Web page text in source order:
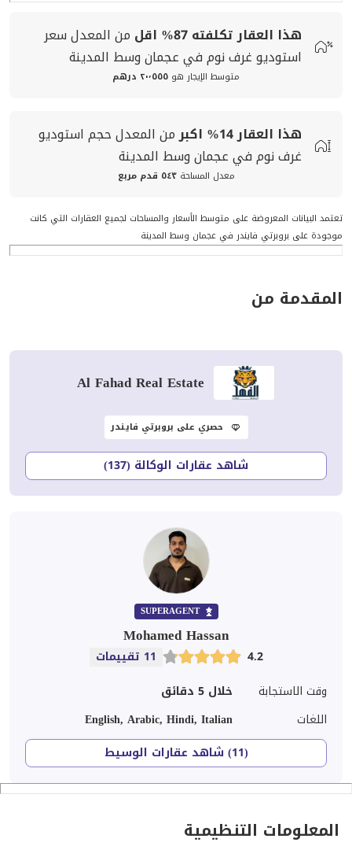
هذا العقار تكلفته87% اقل من المعدلسعر
استوديو غرف نوم في عجمان وسط المدينة
متوسط الإيجار هو ٢٠٬٥٥٥ درهم
هذا العقار14% اكبرمن المعدلحجم استوديو
غرف نوم في عجمان وسط المدينة
معدل المساحة ٥٤٣ قدم مربع
تعتمد البيانات المعروضة على متوسط الأسعار والمساحات لجميع العقارات التي كانت
موجودة على بروبرتي فايندر في عجمان وسط المدينة
المقدمة من
Al Fahad Real Estate
حصري على بروبرتي فايندر
شاهد عقارات الوكالة (137)
SUPERAGENT
Mohamed Hassan
4.2
11 تقييمات
وقت الاستجابة
خلال 5 دقائق
اللغات
English, Arabic, Hindi, Italian
(11) شاهد عقارات الوسيط
المعلومات التنظيمية